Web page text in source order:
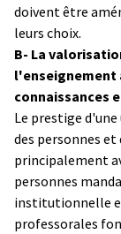
doivent être
leurs choix.
B- La
l'enseignement
connaissances
Le prestige
des personnes et
principalement
personnes
institutionnelle
professorales